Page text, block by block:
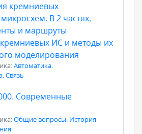
кремниевых
В 2 частях.
и маршруты
ИС и методы их
моделирования
Автоматика.
Связь
Современные
Общие вопросы. История